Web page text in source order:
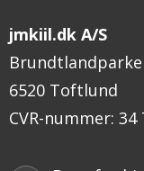
jmkiil.dk A/S
6520 Toftlund
CVR-nummer: 34